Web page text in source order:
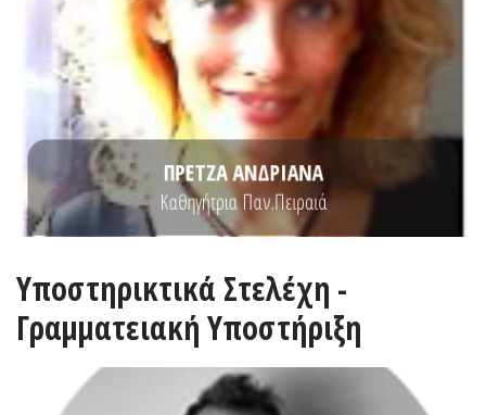
ΠΡΕΤΖΑ ΑΝΔΡΙΑΝΑ
Καθηγήτρια Παν.Πειραιά
Η Ανδριάνα A. Πρέντζα είναι καθηγήτρια στο Τμήμα Ψηφιακών
Συστημάτων του Πανεπιστημίου Πειραιώς. Κατέχει Μεταπτυχιακό
Δίπλωμα Ειδίκευσης στη Βιοϊατρική Τεχνολογία του ΕΜΠ και του
Πανεπιστημίου Πατρών και Διδακτορικό Δίπλωμα στη Βιοϊατρική
Τεχνολογία από το Πολυτεχνείο Eindhoven, στην Ολλανδία.
Υποστηρικτικά Στελέχη -
Γραμματειακή Υποστήριξη